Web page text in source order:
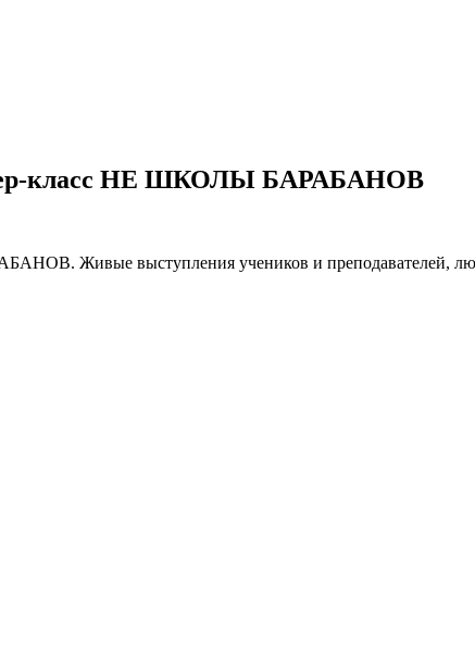
класс НЕ ШКОЛЫ БАРАБАНОВ
Живые выступления учеников и преподавателей,